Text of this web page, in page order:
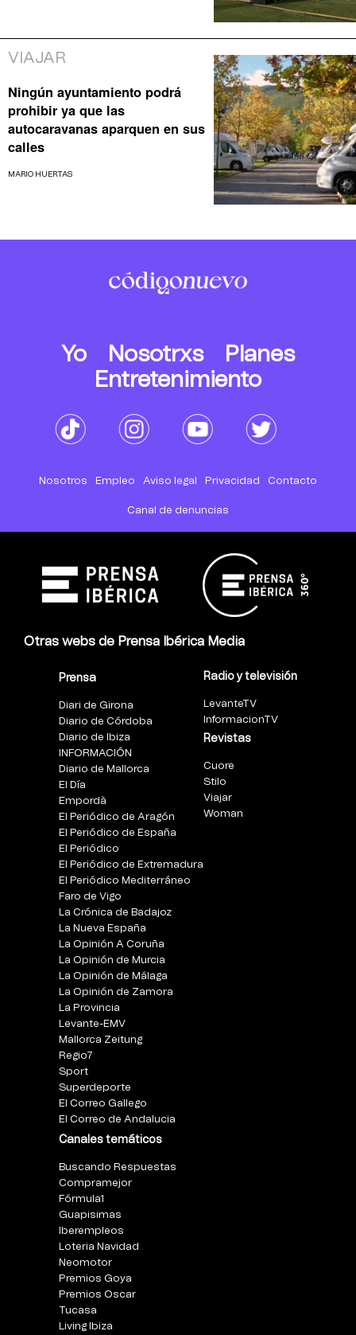
VIAJAR
Ningún ayuntamiento podrá
prohibir ya que las
autocaravanas aparquen en sus
calles
MARIO HUERTAS
Yo Nosotrxs
Planes
Entretenimiento
Nosotros Empleo Aviso legal Privacidad Contacto
Canal de denuncias
Otras webs de Prensa Ibérica Media
Prensa
Diari de Girona
Diario de Córdoba
Diario de Ibiza
INFORMACIÓN
Diario de Mallorca
El Día
Empordà
El Periódico de Aragón
El Periódico de España
El Periódico
El Periódico de Extremadura
El Periódico Mediterráneo
Faro de Vigo
La Crónica de Badajoz
La Nueva España
La Opinión A Coruña
La Opinión de Murcia
La Opinión de Málaga
La Opinión de Zamora
La Provincia
Levante-EMV
Mallorca Zeitung
Regio7
Sport
Superdeporte
El Correo Gallego
El Correo de Andalucia
Canales temáticos
Buscando Respuestas
Compramejor
Fórmula1
Guapisimas
Iberempleos
Loteria Navidad
Neomotor
Premios Goya
Premios Oscar
Tucasa
Living Ibiza
Radio y televisión
LevanteTV
InformacionTV
Revistas
Cuore
Stilo
Viajar
Woman